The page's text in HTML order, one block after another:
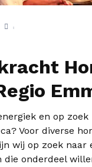
en op
Voor diverse
wij op zoek naar
die onderdeel